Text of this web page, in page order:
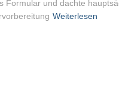
Formular und dachte
Weiterlesen